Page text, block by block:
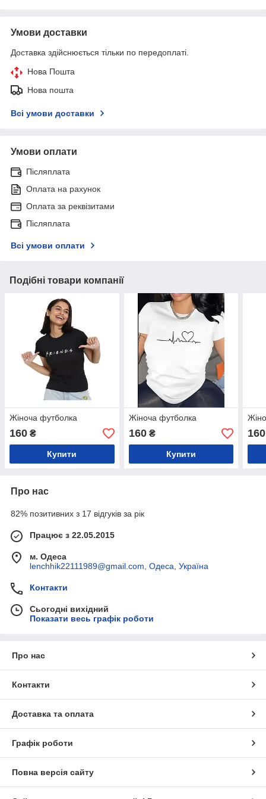
Умови доставки
Доставка здійснюється тільки по передоплаті.
Нова Пошта
Нова пошта
Всі умови доставки
Умови оплати
Післяплата
Оплата на рахунок
Оплата за реквізитами
Післяплата
Всі умови оплати
Подібні товари компанії
Жіноча футболка
160 ₴
Купити
Жіноча футболка
160₴
Купити
160
Про нас
82% позитивних з 17 відгуків за рік
Працює з 22.05.2015
м. Одеса
lenchhik22111989@gmail.com, Одеса, Україна
Контакти
Сьогодні вихідний
Показати весь графік роботи
Про нас
Контакти
Доставка та оплата
Графік роботи
Повна версія сайту